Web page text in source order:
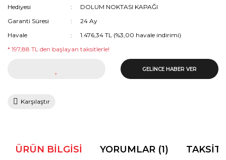
Hediyesi
DOLUM NOKTASI KAPAĞI
Garanti Süresi
24 Ay
Havale
1.476,34 TL (%3,00 havale indirimi)
* 197,88 TL den başlayan taksitlerle!
GELİNCE HABER VER
Karşılaştır
ÜRÜN BILGISI YORUMLAR (1) TAKSIT